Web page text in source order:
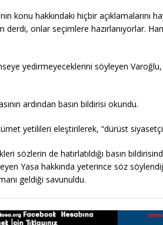
konu hakkındaki hiçbir açıklamalarını
derdi, onlar seçimlere hazırlanıyorlar.
yedirmeyeceklerini söyleyen
ardından basın bildirisi okundu.
yetilileri eleştirilerek, “dürüst
sözlerin de hatırlatıldığı basın
Yasa hakkında yeterince söz
geldiği savunuldu.